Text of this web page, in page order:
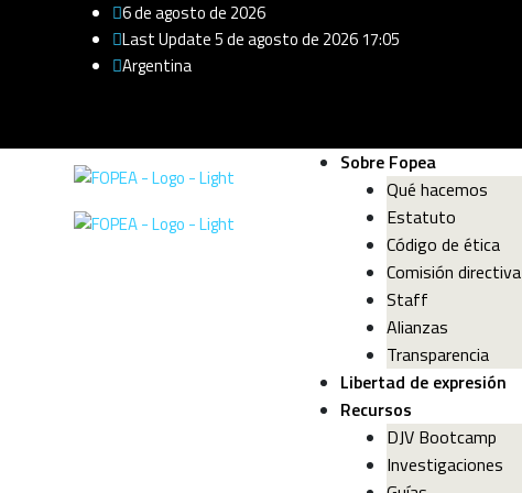
6 de agosto de 2026
Last Update 5 de agosto de 2026 17:05
Argentina
Sobre Fopea
Qué hacemos
Estatuto
Código de ética
Comisión directiva
Staff
Alianzas
Transparencia
Libertad de expresión
Recursos
DJV Bootcamp
Investigaciones